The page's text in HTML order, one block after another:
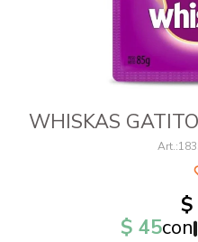
WHISKAS
$
$ 45con